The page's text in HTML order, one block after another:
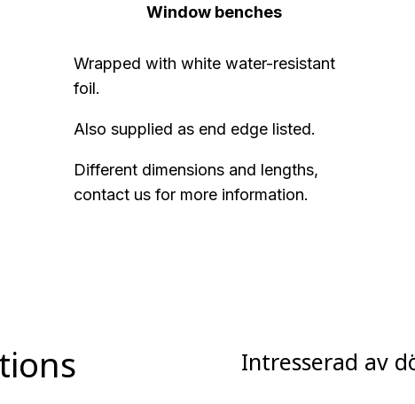
Window benches
Wrapped with white water-resistant
foil.
Also supplied as end edge listed.
Different dimensions and lengths,
contact us for more information.
Intresserad av